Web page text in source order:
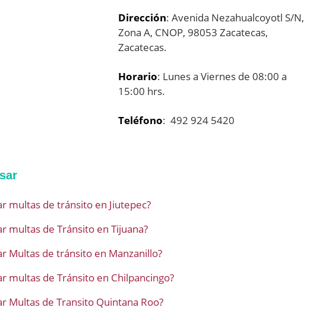
Dirección: Avenida Nezahualcoyotl S/N,
Zona A, CNOP, 98053 Zacatecas,
Zacatecas.
Horario: Lunes a Viernes de 08:00 a
15:00 hrs.
Teléfono: 492 924 5420
multas de tránsito en Jiutepec?
multas de Tránsito en Tijuana?
Multas de tránsito en Manzanillo?
multas de Tránsito en Chilpancingo?
Multas de Transito Quintana Roo?